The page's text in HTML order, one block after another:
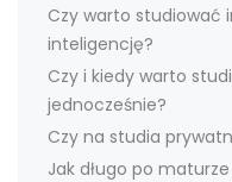
Czy warto studiować
inteligencję?
Czy i kiedy warto
jednocześnie?
Czy na studia
Jak długo po